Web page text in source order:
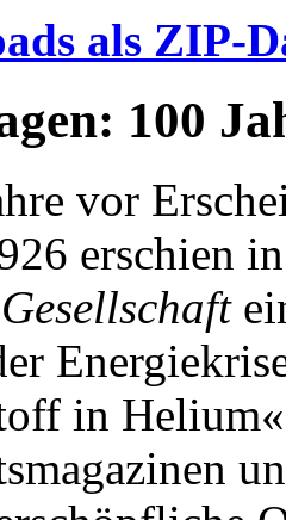
als ZIP-
100
vor
erschien
in